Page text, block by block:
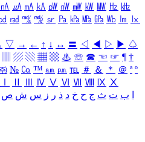
㎁ ㎂ ㎃ ㎄ ㎺ ㎻ ㎽ ㎾ ㎿ ㎐ ㎑
㎭ ㎮ ㎯ ㏛ ㎩ ㎪ ㎫ ㎬ ㏝ ㏐
㏓
▽ → ← ↑ ↓ ↔ 〓 ◁ ◀ ▷ ▶ ♤
▨ ▧ ▦ ▩ ♨ ☏ ☎ ☜ ☞ ¶ †
№ ㏇ ™ ㏂ ㏘ ℡ ＃ ＆ ＊ ＠ ª º
Ⅳ Ⅴ Ⅵ Ⅶ Ⅷ Ⅸ Ⅹ
ب ت ث ج ح خ د ذ ر ز س ش ص